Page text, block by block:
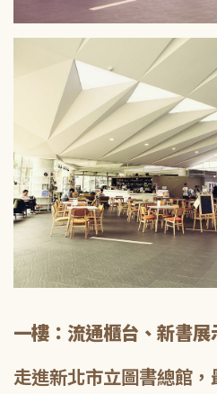
一樓：流通櫃台、新書展
走進新北市立圖書總館